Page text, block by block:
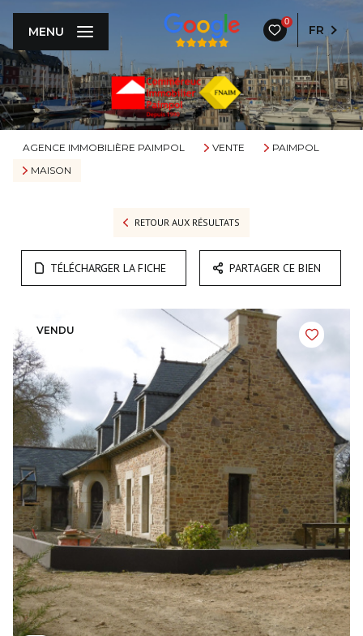
0
FR
MENU
AGENCE IMMOBILIÈRE PAIMPOL VENTE
PAIMPOL
MAISON
RETOUR AUX RÉSULTATS
TÉLÉCHARGER LA FICHE PARTAGER CE BIEN
VENDU